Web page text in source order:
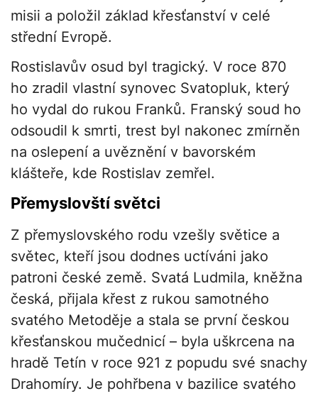
misii a položil základ křesťanství v celé
střední Evropě.
Rostislavův osud byl tragický. V roce 870
ho zradil vlastní synovec Svatopluk, který
ho vydal do rukou Franků. Franský soud ho
odsoudil k smrti, trest byl nakonec zmírněn
na oslepení a uvěznění v bavorském
klášteře, kde Rostislav zemřel.
Přemyslovští světci
Z přemyslovského rodu vzešly světice a
světec, kteří jsou dodnes uctíváni jako
patroni české země. Svatá Ludmila, kněžna
česká, přijala křest z rukou samotného
svatého Metoděje a stala se první českou
křesťanskou mučednicí – byla uškrcena na
hradě Tetín v roce 921 z popudu své snachy
Drahomíry. Je pohřbena v bazilice svatého